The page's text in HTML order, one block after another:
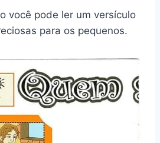
você pode ler um versículo
para os pequenos.